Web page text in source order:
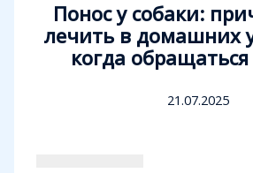
Понос у собаки:
лечить в домашних
когда
21.07.2025